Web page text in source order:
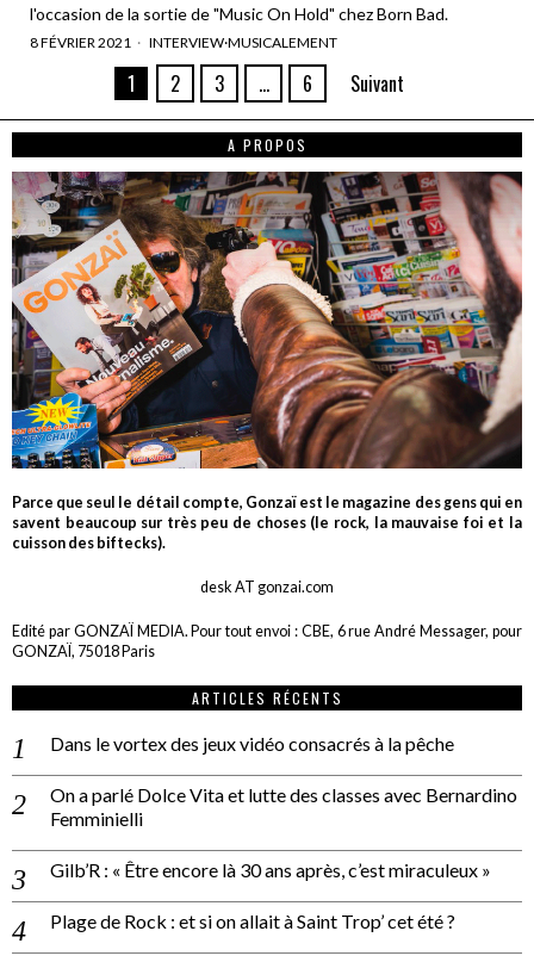
l'occasion de la sortie de "Music On Hold" chez Born Bad.
8 FÉVRIER 2021 INTERVIEW·MUSICALEMENT
1 2 3 … 6 Suivant
A PROPOS
Parce que seul le détail compte, Gonzaï est le magazine des gens qui en
savent beaucoup sur très peu de choses (le rock, la mauvaise foi et la
cuisson des biftecks).
desk AT gonzai.com
Edité par GONZAÏ MEDIA. Pour tout envoi : CBE, 6 rue André Messager, pour
GONZAÏ, 75018 Paris
ARTICLES RÉCENTS
Dans le vortex des jeux vidéo consacrés à la pêche
On a parlé Dolce Vita et lutte des classes avec Bernardino
Femminielli
Gilb’R : « Être encore là 30 ans après, c’est miraculeux »
Plage de Rock : et si on allait à Saint Trop’ cet été ?